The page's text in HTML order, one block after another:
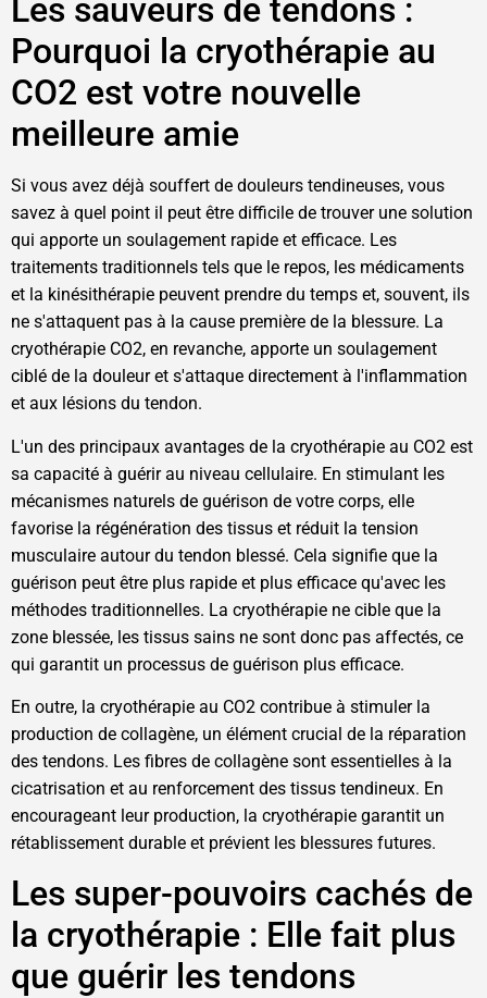
Les sauveurs de tendons :
Pourquoi la cryothérapie au
CO2 est votre nouvelle
meilleure amie
Si vous avez déjà souffert de douleurs tendineuses, vous
savez à quel point il peut être difficile de trouver une solution
qui apporte un soulagement rapide et efficace. Les
traitements traditionnels tels que le repos, les médicaments
et la kinésithérapie peuvent prendre du temps et, souvent, ils
ne s'attaquent pas à la cause première de la blessure. La
cryothérapie CO2, en revanche, apporte un soulagement
ciblé de la douleur et s'attaque directement à l'inflammation
et aux lésions du tendon.
L'un des principaux avantages de la cryothérapie au CO2 est
sa capacité à guérir au niveau cellulaire. En stimulant les
mécanismes naturels de guérison de votre corps, elle
favorise la régénération des tissus et réduit la tension
musculaire autour du tendon blessé. Cela signifie que la
guérison peut être plus rapide et plus efficace qu'avec les
méthodes traditionnelles. La cryothérapie ne cible que la
zone blessée, les tissus sains ne sont donc pas affectés, ce
qui garantit un processus de guérison plus efficace.
En outre, la cryothérapie au CO2 contribue à stimuler la
production de collagène, un élément crucial de la réparation
des tendons. Les fibres de collagène sont essentielles à la
cicatrisation et au renforcement des tissus tendineux. En
encourageant leur production, la cryothérapie garantit un
rétablissement durable et prévient les blessures futures.
Les super-pouvoirs cachés de
la cryothérapie : Elle fait plus
que guérir les tendons